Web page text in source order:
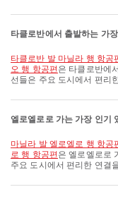
타클로반에서 출발하는 가
타클로반 발 마닐라 행 항공
오 행 항공편 은 타클로반에
선들은 주요 도시에서 편리
엘로엘로로 가는 가장 인기
마닐라 발 엘로엘로 행 항공
로 행 항공편 은 엘로엘로로
주요 도시에서 편리한 연결